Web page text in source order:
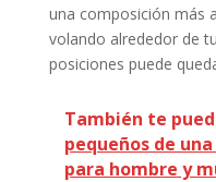
una composición más
volando alrededor de
posiciones puede
También te
pequeños de
para hombre y